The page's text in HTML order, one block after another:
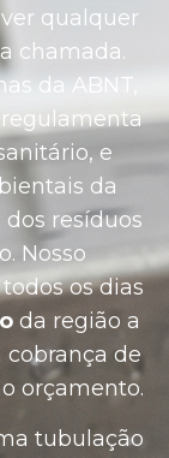
qualquer
chamada.
da ABNT,
regulamenta
e
da
dos resíduos
Nosso
os dias
da região a
cobrança de
orçamento.
tubulação